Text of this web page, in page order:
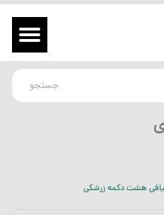
جستجو
هشت دکمه زرشکی